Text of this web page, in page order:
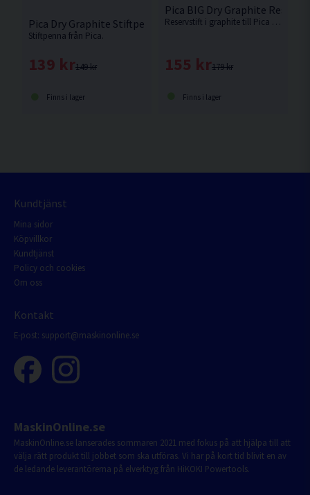
Pica Dry Graphite Stiftpenna
Stiftpenna från Pica.
149 kr
139 kr
Finns i lager
Pica BIG Dry Graphite
Reservstift i graphite till Pica BIG Dry.
179 kr
155 kr
Finns i lager
Kundtjänst
Mina sidor
Köpvillkor
Kundtjänst
Policy och cookies
Om oss
Kontakt
E-post: support@maskinonline.se
MaskinOnline.se
MaskinOnline.se lanserades sommaren 2021 med fokus på att hjälpa till att
välja rätt produkt till jobbet som ska utföras. Vi har på kort tid blivit en av
de ledande leverantörerna på elverktyg från HiKOKI Powertools.